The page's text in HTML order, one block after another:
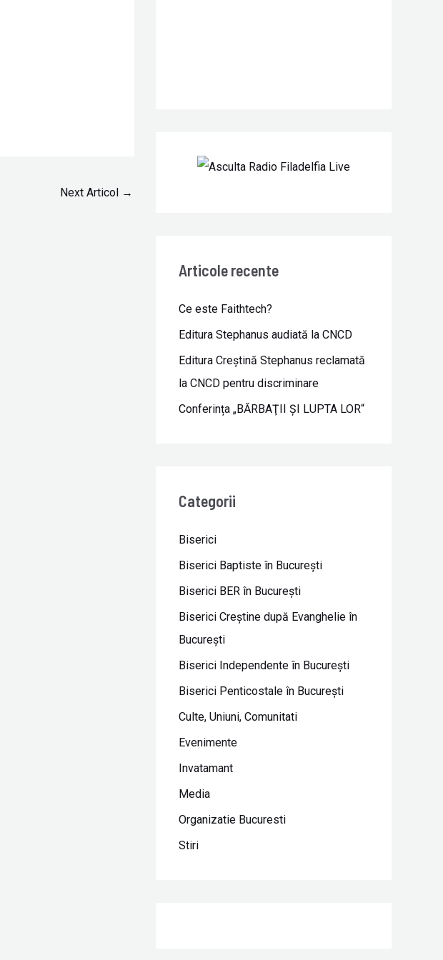
Next Articol →
Articole recente
Ce este Faithtech?
Editura Stephanus audiată la CNCD
Editura Creștină Stephanus reclamată
la CNCD pentru discriminare
Conferința „BĂRBAŢII ŞI LUPTA LOR“
Categorii
Biserici
Biserici Baptiste în Bucureşti
Biserici BER în Bucureşti
Biserici Creştine după Evanghelie în
Bucureşti
Biserici Independente în Bucureşti
Biserici Penticostale în Bucureşti
Culte, Uniuni, Comunitati
Evenimente
Invatamant
Media
Organizatie Bucuresti
Stiri